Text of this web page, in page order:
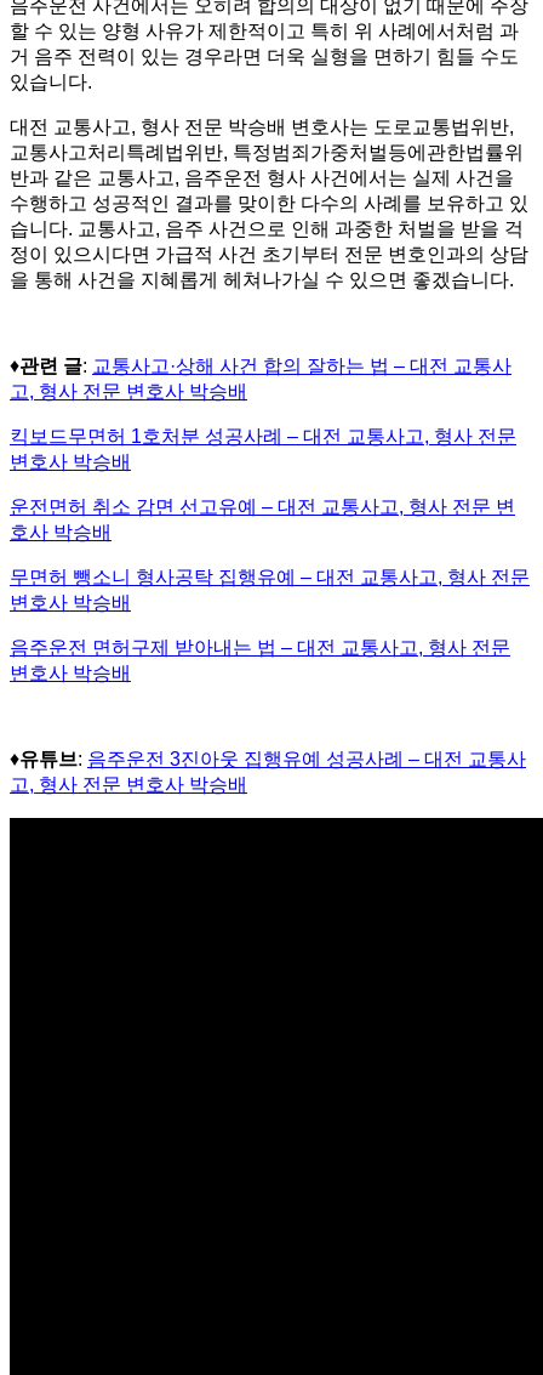
음주운전 사건에서는 오히려 합의의 대상이 없기 때문에 주장
할 수 있는 양형 사유가 제한적이고 특히 위 사례에서처럼 과
거 음주 전력이 있는 경우라면 더욱 실형을 면하기 힘들 수도
있습니다.
대전 교통사고, 형사 전문 박승배 변호사는 도로교통법위반,
교통사고처리특례법위반, 특정범죄가중처벌등에관한법률위
반과 같은 교통사고, 음주운전 형사 사건에서는 실제 사건을
수행하고 성공적인 결과를 맞이한 다수의 사례를 보유하고 있
습니다. 교통사고, 음주 사건으로 인해 과중한 처벌을 받을 걱
정이 있으시다면 가급적 사건 초기부터 전문 변호인과의 상담
을 통해 사건을 지혜롭게 헤쳐나가실 수 있으면 좋겠습니다.
♦관련 글: 교통사고·상해 사건 합의 잘하는 법 – 대전 교통사
고, 형사 전문 변호사 박승배
킥보드무면허 1호처분 성공사례 – 대전 교통사고, 형사 전문
변호사 박승배
운전면허 취소 감면 선고유예 – 대전 교통사고, 형사 전문 변
호사 박승배
무면허 뺑소니 형사공탁 집행유예 – 대전 교통사고, 형사 전문
변호사 박승배
음주운전 면허구제 받아내는 법 – 대전 교통사고, 형사 전문
변호사 박승배
♦유튜브: 음주운전 3진아웃 집행유예 성공사례 – 대전 교통사
고, 형사 전문 변호사 박승배